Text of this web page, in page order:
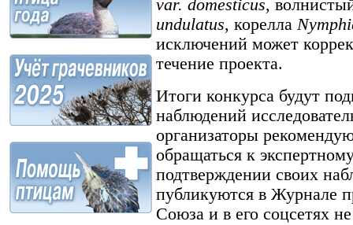
var. domesticus,
undulatus, корелла
исключений может
течение проекта.
Итоги конкурса будут
наблюдений
организаторы
обращаться к
подтверждении своих
публикуются в Журнале
Союза и в его соцсетях